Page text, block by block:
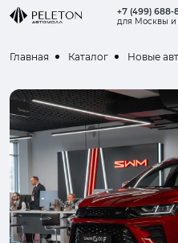
+7 (499) 688-
для Москвы
Главная Каталог Новые